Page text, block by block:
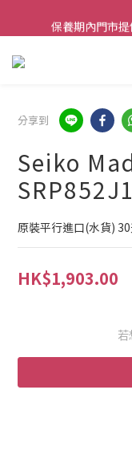
凡購買任何
保養期內門市
凡購買任
分享到
Seiko
SRP852J1
原裝平行進口(水貨)
HK$1,903.00
若